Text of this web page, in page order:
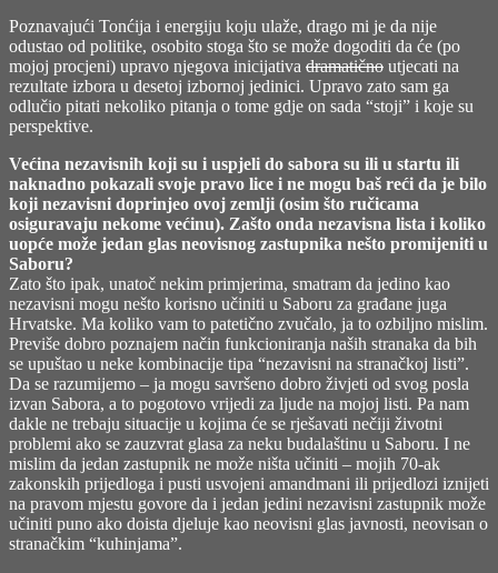
Poznavajući Tonćija i energiju koju ulaže, drago mi je da nije
odustao od politike, osobito stoga što se može dogoditi da će (po
mojoj procjeni) upravo njegova inicijativa dramatično utjecati na
rezultate izbora u desetoj izbornoj jedinici. Upravo zato sam ga
odlučio pitati nekoliko pitanja o tome gdje on sada “stoji” i koje su
perspektive.
Većina nezavisnih koji su i uspjeli do sabora su ili u startu ili
naknadno pokazali svoje pravo lice i ne mogu baš reći da je bilo
koji nezavisni doprinjeo ovoj zemlji (osim što ručicama
osiguravaju nekome većinu). Zašto onda nezavisna lista i koliko
uopće može jedan glas neovisnog zastupnika nešto promijeniti u
Saboru?
Zato što ipak, unatoč nekim primjerima, smatram da jedino kao
nezavisni mogu nešto korisno učiniti u Saboru za građane juga
Hrvatske. Ma koliko vam to patetično zvučalo, ja to ozbiljno mislim.
Previše dobro poznajem način funkcioniranja naših stranaka da bih
se upuštao u neke kombinacije tipa “nezavisni na stranačkoj listi”.
Da se razumijemo – ja mogu savršeno dobro živjeti od svog posla
izvan Sabora, a to pogotovo vrijedi za ljude na mojoj listi. Pa nam
dakle ne trebaju situacije u kojima će se rješavati nečiji životni
problemi ako se zauzvrat glasa za neku budalaštinu u Saboru. I ne
mislim da jedan zastupnik ne može ništa učiniti – mojih 70-ak
zakonskih prijedloga i pusti usvojeni amandmani ili prijedlozi iznijeti
na pravom mjestu govore da i jedan jedini nezavisni zastupnik može
učiniti puno ako doista djeluje kao neovisni glas javnosti, neovisan o
stranačkim “kuhinjama”.